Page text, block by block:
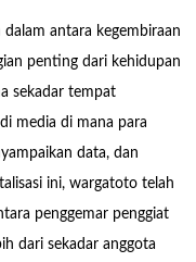
antara kegembiraan
penting dari kehidupan
sekadar tempat
media di mana para
data, dan
ini, wargatoto telah
penggemar penggiat
dari sekadar anggota